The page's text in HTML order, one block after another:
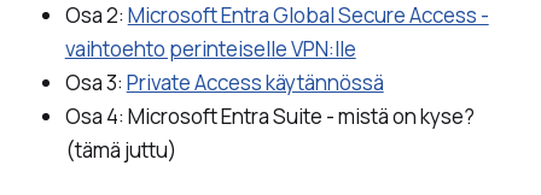
Osa 2: Microsoft Entra Global Secure Access -
vaihtoehto perinteiselle VPN:lle
Osa 3: Private Access käytännössä
Osa 4: Microsoft Entra Suite - mistä on kyse?
(tämä juttu)